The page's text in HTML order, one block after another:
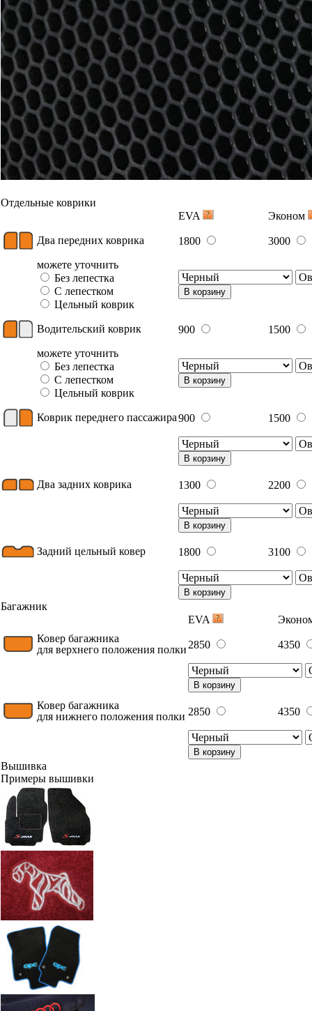
Отдельные коврики
EVA
Эконом
Два передних коврика 1800
3000
можете уточнить
Без лепестка
С лепестком
Цельный коврик
В корзину
Водительский коврик 900
1500
можете уточнить
Без лепестка
С лепестком
Цельный коврик
В корзину
Коврик переднего пассажира900 1500
В корзину
Два задних коврика 1300 2200
В корзину
Задний цельный ковер 1800 3100
В корзину
Багажник
EVA
Ковер багажника
для верхнего положения полки 2850 4350
В корзину
Ковер багажника
для нижнего положения полки 2850 4350
В корзину
Вышивка
Примеры вышивки